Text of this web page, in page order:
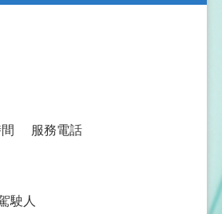
服務電話
駛人